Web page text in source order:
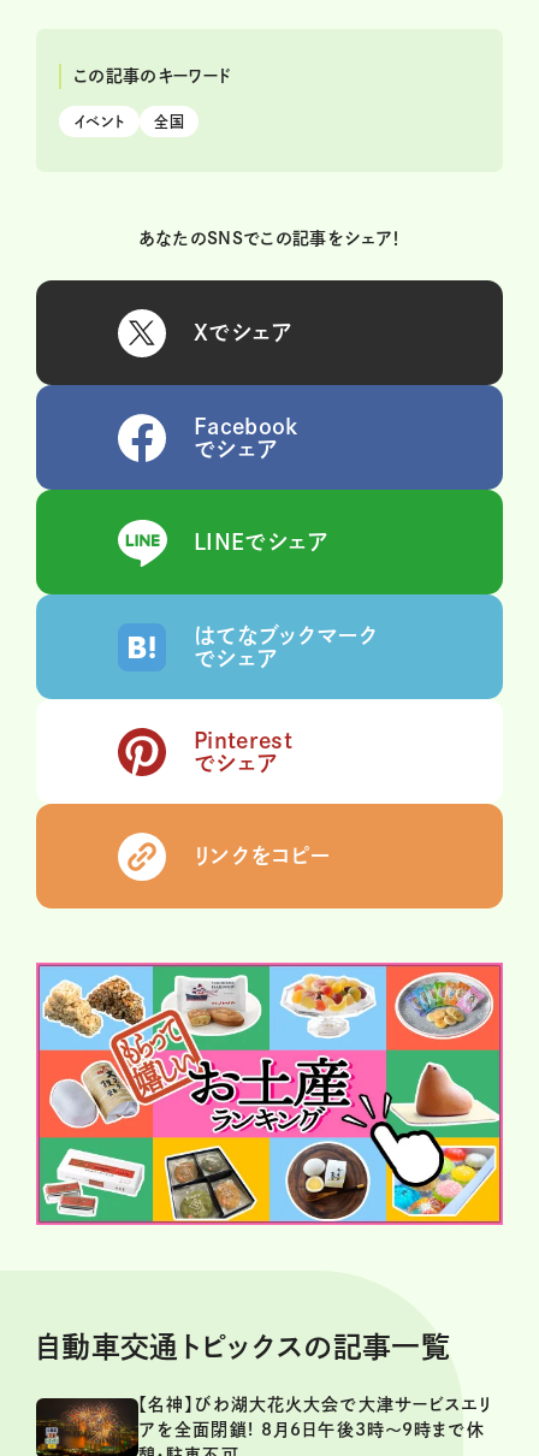
この記事のキーワード
イベント 全国
あなたのSNSでこの記事をシェア！
Xでシェア
Facebook
でシェア
LINEでシェア
はてなブックマーク
でシェア
Pinterest
でシェア
リンクをコピー
自動車交通トピックスの記事一覧
【名神】びわ湖大花火大会で大津サービスエリ
アを全面閉鎖! 8月6日午後3時～9時まで休